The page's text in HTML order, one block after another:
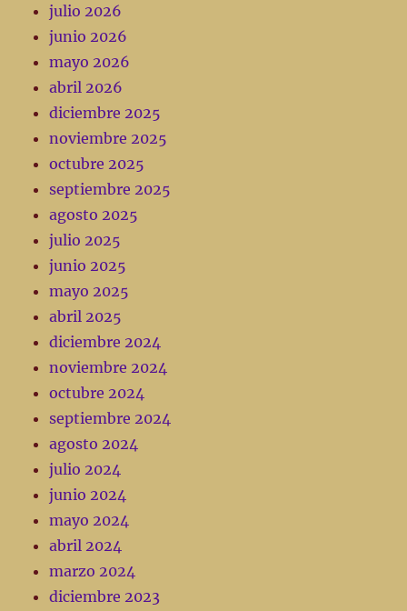
julio 2026
junio 2026
mayo 2026
abril 2026
diciembre 2025
noviembre 2025
octubre 2025
septiembre 2025
agosto 2025
julio 2025
junio 2025
mayo 2025
abril 2025
diciembre 2024
noviembre 2024
octubre 2024
septiembre 2024
agosto 2024
julio 2024
junio 2024
mayo 2024
abril 2024
marzo 2024
diciembre 2023